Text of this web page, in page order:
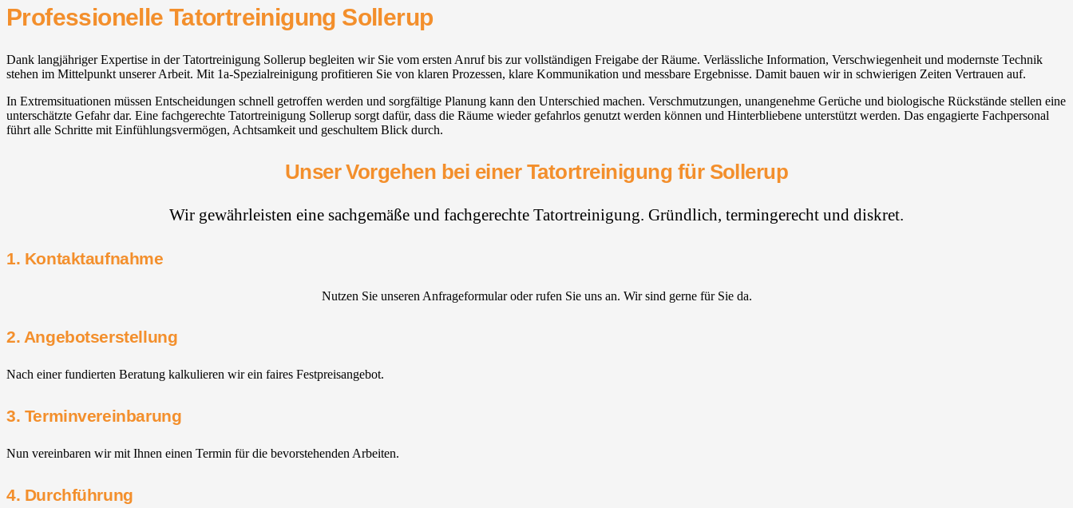
Professionelle Tatortreinigung Sollerup
Dank langjähriger Expertise in der Tatortreinigung Sollerup begleiten wir Sie vom ersten Anruf bis zur vollständigen Freigabe der Räume. Verlässliche Information, Verschwiegenheit und modernste Technik
stehen im Mittelpunkt unserer Arbeit. Mit 1a-Spezialreinigung profitieren Sie von klaren Prozessen, klare Kommunikation und messbare Ergebnisse. Damit bauen wir in schwierigen Zeiten Vertrauen auf.
In Extremsituationen müssen Entscheidungen schnell getroffen werden und sorgfältige Planung kann den Unterschied machen. Verschmutzungen, unangenehme Gerüche und biologische Rückstände stellen eine
unterschätzte Gefahr dar. Eine fachgerechte Tatortreinigung Sollerup sorgt dafür, dass die Räume wieder gefahrlos genutzt werden können und Hinterbliebene unterstützt werden. Das engagierte Fachpersonal
führt alle Schritte mit Einfühlungsvermögen, Achtsamkeit und geschultem Blick durch.
Unser Vorgehen bei einer Tatortreinigung für Sollerup
Wir gewährleisten eine sachgemäße und fachgerechte Tatortreinigung. Gründlich, termingerecht und diskret.
1. Kontaktaufnahme
Nutzen Sie unseren Anfrageformular oder rufen Sie uns an. Wir sind gerne für Sie da.
2. Angebotserstellung
Nach einer fundierten Beratung kalkulieren wir ein faires Festpreisangebot.
3. Terminvereinbarung
Nun vereinbaren wir mit Ihnen einen Termin für die bevorstehenden Arbeiten.
4. Durchführung